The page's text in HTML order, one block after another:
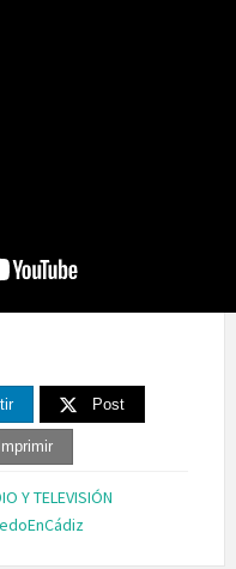
Post
Imprimir
Y TELEVISIÓN